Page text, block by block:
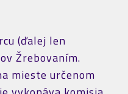
(ďalej len
Žrebovaním.
mieste určenom